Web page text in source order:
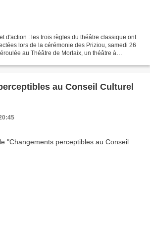
d'action : les trois règles du théâtre classique ont
lors de la cérémonie des Priziou, samedi 26
au Théâtre de Morlaix, un théâtre à
au Conseil Culturel